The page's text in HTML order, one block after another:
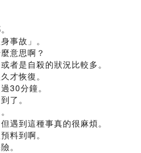
事故」。
意思啊？
者是自殺的狀況比較多。
才恢復。
30分鐘。
了。
遇到這種事真的很麻煩。
料到啊。
。